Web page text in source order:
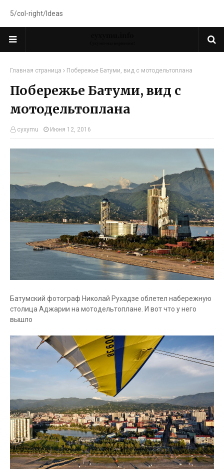
5/col-right/Ideas
Главная страница Побережье Батуми, вид с мотодельтоплана
Побережье Батуми, вид с
мотодельтоплана
cyxymu Июня 12, 2016
Батумский фотограф Николай Рухадзе облетел набережную
столица Аджарии на мотодельтоплане. И вот что у него
вышло